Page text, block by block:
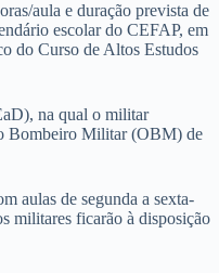
aula e duração prevista de
escolar do CEFAP, em
do Curso de Altos Estudos
na qual o militar
Bombeiro Militar (OBM) de
aulas de segunda a sexta-
militares ficarão à disposição